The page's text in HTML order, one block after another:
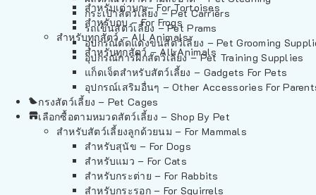
กระเป๋าสัตว์เลี้ยง – Pet Carriers
รถเข็นสัตว์เลี้ยง – Pet Prams
อุปกรณ์ตัดแต่งขนสัตว์เลี้ยง – Pet Grooming
อุปกรณ์การฝึกสัตว์เลี้ยง – Pet Training Supplies
แก็ดเจ็ตสำหรับสัตว์เลี้ยง – Gadgets For Pets
อุปกรณ์เสริมอื่นๆ – Other Accessories For
กรงสัตว์เลี้ยง – Pet Cages
เลือกซื้อตามหมวดสัตว์เลี้ยง – Shop By Pet
สำหรับสัตว์เลี้ยงลูกด้วยนม – For Mammals
สำหรับสุนัข – For Dogs
สำหรับแมว – For Cats
สำหรับกระต่าย – For Rabbits
สำหรับกระรอก – For Squirrels
สำหรับเต่าบก – For Tortoises
สำหรับกบ – For Frogs
สำหรับทุกสัตว์ – All Animals
สำหรับทุกสัตว์ – All Animals